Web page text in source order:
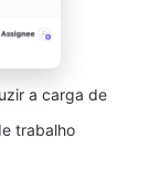
a carga de
trabalho